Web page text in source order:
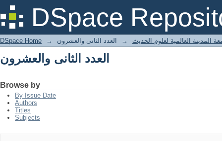
DSpace
العدد الثانى والعشرون
DSpace Home → المدينة العالمية لعلوم الحديث → العدد الثانى والعشرون
العدد الثانى والعشرون
Browse by
By Issue Date
Authors
Titles
Subjects